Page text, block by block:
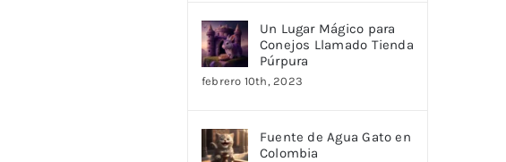
Un Lugar Mágico para
Conejos Llamado Tienda
Púrpura
febrero 10th, 2023
Fuente de Agua Gato en
Colombia